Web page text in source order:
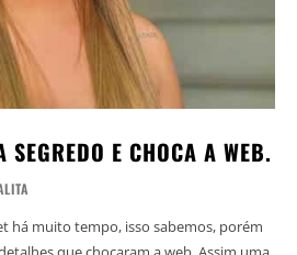
E CHOCA A WEB.
há muito tempo, isso sabemos, porém